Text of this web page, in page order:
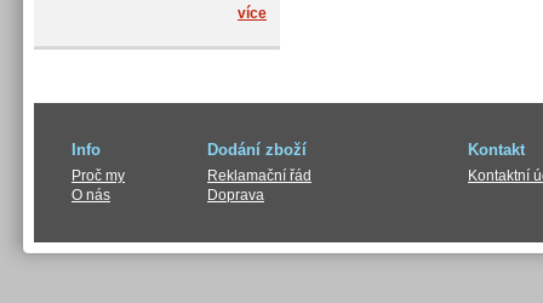
více
Info Dodání zboží Kontakt
Proč my
O nás
Reklamační řád
Doprava
Kontaktní